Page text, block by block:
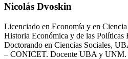
Nicolás Dvoskin
Licenciado en Economía y en
Historia Económica y de las Políticas
Doctorando en Ciencias Sociales,
– CONICET. Docente UBA y